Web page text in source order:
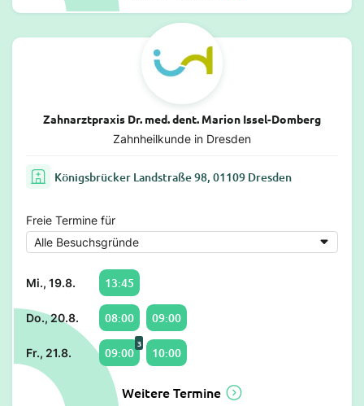
Zahnarztpraxis Dr. med. dent. Marion Issel-Domberg
Zahnheilkunde in Dresden
Königsbrücker Landstraße 98, 01109 Dresden
Freie Termine für
Mi., 19.8. 13:45
Do., 20.8. 08:00 09:00
Fr., 21.8. 09:00
3
10:00
Weitere Termine